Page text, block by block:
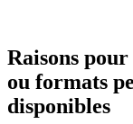
Raisons
ou formats
disponibles